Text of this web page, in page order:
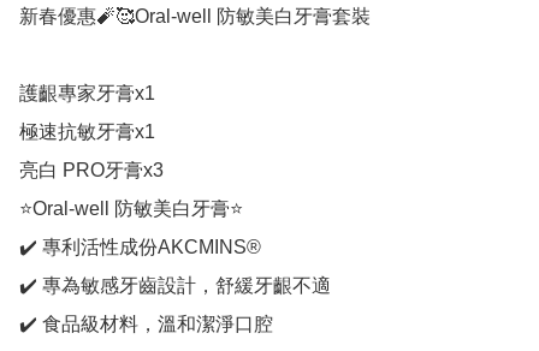
新春優惠🧨🥰Oral-well 防敏美白牙膏套裝
護齦專家牙膏x1
極速抗敏牙膏x1
亮白 PRO牙膏x3
⭐Oral-well 防敏美白牙膏⭐
✔️ 專利活性成份AKCMINS®️
✔️ 專為敏感牙齒設計，舒緩牙齦不適
✔️ 食品級材料，溫和潔淨口腔